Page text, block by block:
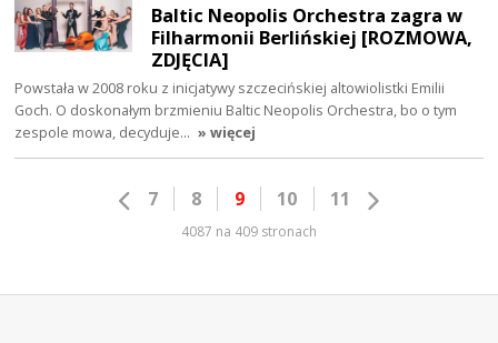
Baltic Neopolis Orchestra zagra w
Filharmonii Berlińskiej [ROZMOWA,
ZDJĘCIA]
Powstała w 2008 roku z inicjatywy szczecińskiej altowiolistki Emilii
Goch. O doskonałym brzmieniu Baltic Neopolis Orchestra, bo o tym
zespole mowa, decyduje… » więcej
7 8 9 10 11
4087 na 409 stronach